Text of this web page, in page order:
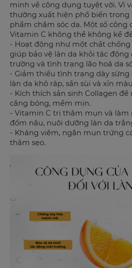
minh về công dụng tuyệt vời. Vì
thường xuất hiện phổ biến
phẩm chăm sóc da. Một số
Vitamin C không thể không kể
- Hoạt động như một chất chống
giúp bảo vệ làn da khỏi tác động
trường và tình trạng lão hoá da
- Giảm thiểu tình trạng dày sừng
làn da khô ráp, sần sùi và xỉn
- Kích thích sản sinh Collagen
căng bóng, mềm mịn.
- Vitamin C trị thâm mụn và làm
đốm nâu, nuôi dưỡng làn da
- Kháng viêm, ngăn mụn trứng
thâm sẹo.